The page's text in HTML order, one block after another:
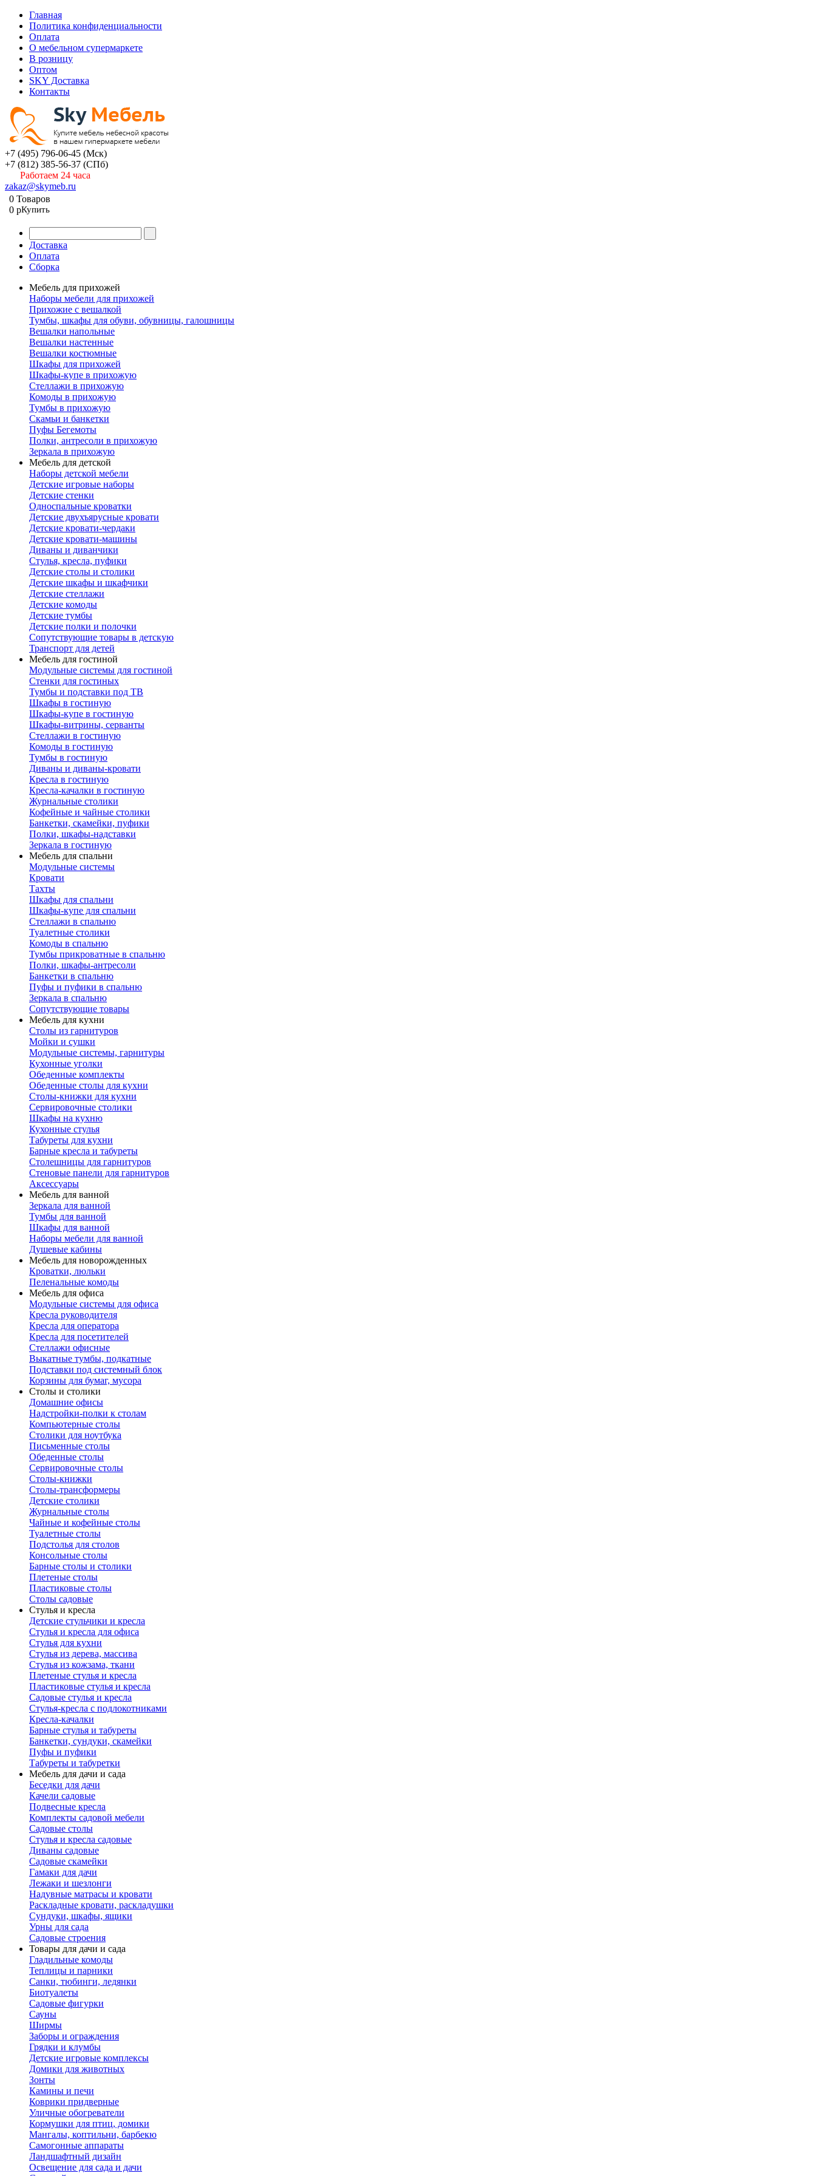
Главная
Политика конфиденциальности
Оплата
О мебельном супермаркете
В розницу
Оптом
SKY Доставка
Контакты
+7 (495) 796-06-45 (Мск)
+7 (812) 385-56-37 (СПб)
Работаем 24 часа
zakaz@skymeb.ru
0 Товаров
0 pКупить
Доставка
Оплата
Сборка
Мебель для прихожей
Наборы мебели для прихожей
Прихожие с вешалкой
Тумбы, шкафы для обуви, обувницы, галошницы
Вешалки напольные
Вешалки настенные
Вешалки костюмные
Шкафы для прихожей
Шкафы-купе в прихожую
Стеллажи в прихожую
Комоды в прихожую
Тумбы в прихожую
Скамьи и банкетки
Пуфы Бегемоты
Полки, антресоли в прихожую
Зеркала в прихожую
Мебель для детской
Наборы детской мебели
Детские игровые наборы
Детские стенки
Односпальные кроватки
Детские двухъярусные кровати
Детские кровати-чердаки
Детские кровати-машины
Диваны и диванчики
Стулья, кресла, пуфики
Детские столы и столики
Детские шкафы и шкафчики
Детские стеллажи
Детские комоды
Детские тумбы
Детские полки и полочки
Сопутствующие товары в детскую
Транспорт для детей
Мебель для гостиной
Модульные системы для гостиной
Стенки для гостиных
Тумбы и подставки под ТВ
Шкафы в гостиную
Шкафы-купе в гостиную
Шкафы-витрины, серванты
Стеллажи в гостиную
Комоды в гостиную
Тумбы в гостиную
Диваны и диваны-кровати
Кресла в гостиную
Кресла-качалки в гостиную
Журнальные столики
Кофейные и чайные столики
Банкетки, скамейки, пуфики
Полки, шкафы-надставки
Зеркала в гостиную
Мебель для спальни
Модульные системы
Кровати
Тахты
Шкафы для спальни
Шкафы-купе для спальни
Стеллажи в спальню
Туалетные столики
Комоды в спальню
Тумбы прикроватные в спальню
Полки, шкафы-антресоли
Банкетки в спальню
Пуфы и пуфики в спальню
Зеркала в спальню
Сопутствующие товары
Мебель для кухни
Столы из гарнитуров
Мойки и сушки
Модульные системы, гарнитуры
Кухонные уголки
Обеденные комплекты
Обеденные столы для кухни
Столы-книжки для кухни
Сервировочные столики
Шкафы на кухню
Кухонные стулья
Табуреты для кухни
Барные кресла и табуреты
Столешницы для гарнитуров
Стеновые панели для гарнитуров
Аксессуары
Мебель для ванной
Зеркала для ванной
Тумбы для ванной
Шкафы для ванной
Наборы мебели для ванной
Душевые кабины
Мебель для новорожденных
Кроватки, люльки
Пеленальные комоды
Мебель для офиса
Модульные системы для офиса
Кресла руководителя
Кресла для оператора
Кресла для посетителей
Стеллажи офисные
Выкатные тумбы, подкатные
Подставки под системный блок
Корзины для бумаг, мусора
Столы и столики
Домашние офисы
Надстройки-полки к столам
Компьютерные столы
Столики для ноутбука
Письменные столы
Обеденные столы
Сервировочные столы
Столы-книжки
Столы-трансформеры
Детские столики
Журнальные столы
Чайные и кофейные столы
Туалетные столы
Подстолья для столов
Консольные столы
Барные столы и столики
Плетеные столы
Пластиковые столы
Столы садовые
Стулья и кресла
Детские стульчики и кресла
Стулья и кресла для офиса
Стулья для кухни
Стулья из дерева, массива
Стулья из кожзама, ткани
Плетеные стулья и кресла
Пластиковые стулья и кресла
Садовые стулья и кресла
Стулья-кресла с подлокотниками
Кресла-качалки
Барные стулья и табуреты
Банкетки, сундуки, скамейки
Пуфы и пуфики
Табуреты и табуретки
Мебель для дачи и сада
Беседки для дачи
Качели садовые
Подвесные кресла
Комплекты садовой мебели
Садовые столы
Стулья и кресла садовые
Диваны садовые
Садовые скамейки
Гамаки для дачи
Лежаки и шезлонги
Надувные матрасы и кровати
Раскладные кровати, раскладушки
Сундуки, шкафы, ящики
Урны для сада
Садовые строения
Товары для дачи и сада
Гладильные комоды
Теплицы и парники
Санки, тюбинги, ледянки
Биотуалеты
Садовые фигурки
Сауны
Ширмы
Заборы и ограждения
Грядки и клумбы
Детские игровые комплексы
Домики для животных
Зонты
Камины и печи
Коврики придверные
Уличные обогреватели
Кормушки для птиц, домики
Мангалы, коптильни, барбекю
Самогонные аппараты
Ландшафтный дизайн
Освещение для сада и дачи